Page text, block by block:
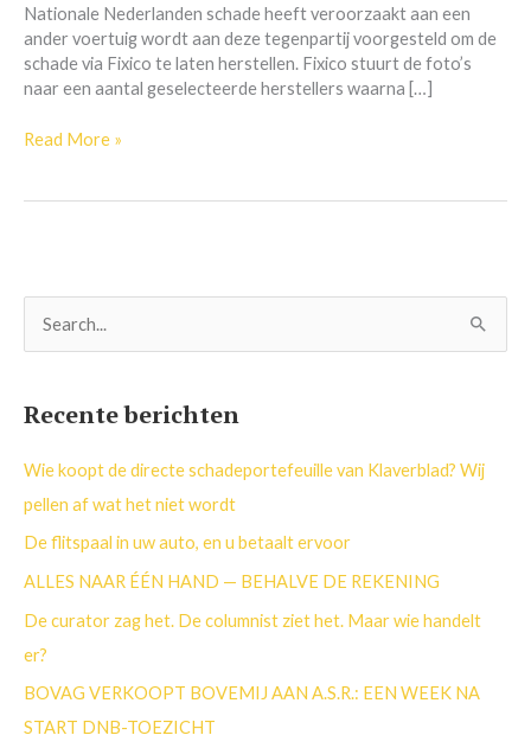
Nationale Nederlanden schade heeft veroorzaakt aan een
ander voertuig wordt aan deze tegenpartij voorgesteld om de
schade via Fixico te laten herstellen. Fixico stuurt de foto’s
naar een aantal geselecteerde herstellers waarna […]
Read More »
n
a
a
r
Recente berichten
Wie koopt de directe schadeportefeuille van Klaverblad? Wij
pellen af wat het niet wordt
De flitspaal in uw auto, en u betaalt ervoor
ALLES NAAR ÉÉN HAND — BEHALVE DE REKENING
De curator zag het. De columnist ziet het. Maar wie handelt
er?
BOVAG VERKOOPT BOVEMIJ AAN A.S.R.: EEN WEEK NA
START DNB-TOEZICHT